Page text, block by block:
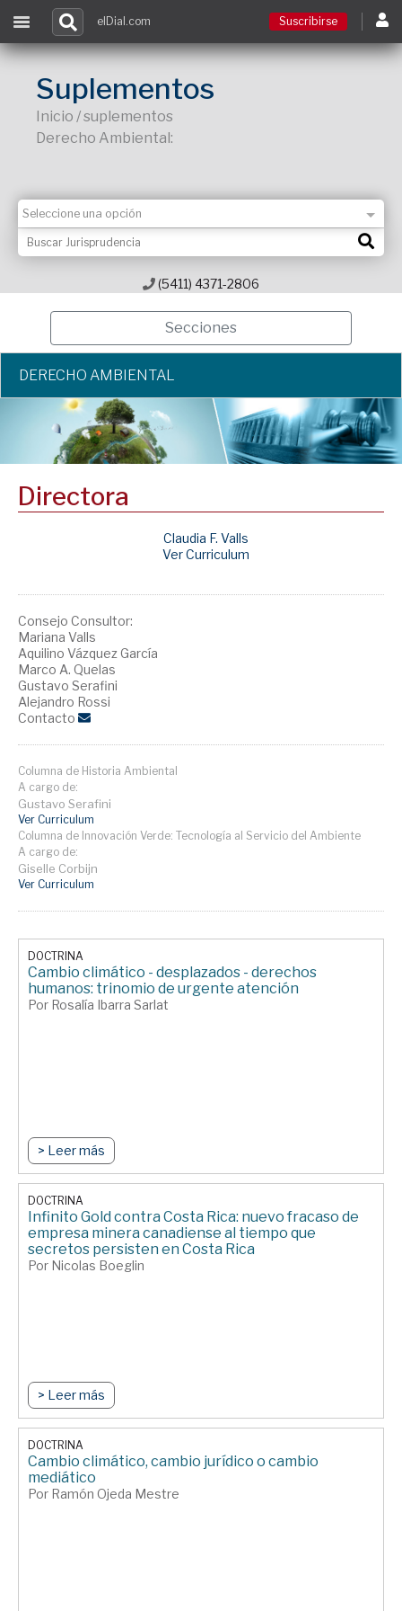
elDial.com Suscribirse
Suplementos
Inicio / suplementos
Derecho Ambiental:
(5411) 4371-2806
Secciones
DERECHO AMBIENTAL
Directora
Claudia F. Valls
Ver Curriculum
Consejo Consultor:
Mariana Valls
Aquilino Vázquez García
Marco A. Quelas
Gustavo Serafini
Alejandro Rossi
Contacto
Columna de Historia Ambiental
A cargo de:
Gustavo Serafini
Ver Curriculum
Columna de Innovación Verde: Tecnología al Servicio del Ambiente
A cargo de:
Giselle Corbijn
Ver Curriculum
DOCTRINA
Cambio climático - desplazados - derechos
humanos: trinomio de urgente atención
Por Rosalía Ibarra Sarlat
> Leer más
DOCTRINA
Infinito Gold contra Costa Rica: nuevo fracaso de
empresa minera canadiense al tiempo que
secretos persisten en Costa Rica
Por Nicolas Boeglin
> Leer más
DOCTRINA
Cambio climático, cambio jurídico o cambio
mediático
Por Ramón Ojeda Mestre